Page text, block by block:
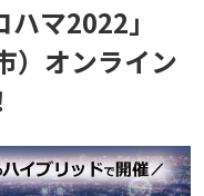
マ2022」
）オンライン